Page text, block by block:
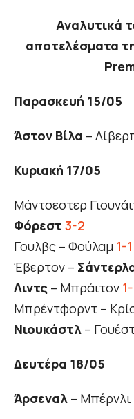
Αναλυτικά
αποτελέσματα
Παρασκευή 15/05
Άστον Βίλα –
Κυριακή 17/05
Μάντσεστερ
Φόρεστ 3-2
Γουλβς – Φούλαμ 1-1
Έβερτον –
Λιντς – Μπράιτον
Μπρέντφορντ –
Νιουκάστλ –
Δευτέρα 18/05
Άρσεναλ – Μπέρνλι